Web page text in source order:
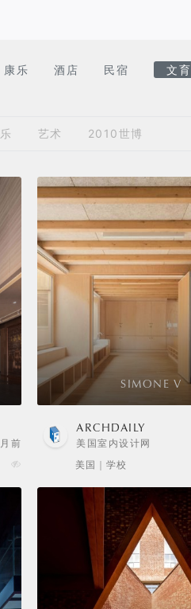
康乐 酒店 民宿 文育
艺术 2010世博
前
SIMONE V
ARCHDAILY
美国室内设计网
美国 | 学校